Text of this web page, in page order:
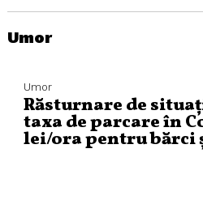
Umor
Umor
Răsturnare de
taxa de parcare în
lei/ora pentru bărci